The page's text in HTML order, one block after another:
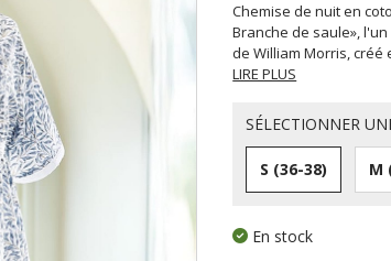
Chemise de nuit en
Branche de saule»,
de William Morris, créé
LIRE PLUS
SÉLECTIONNER
S (36-38) M
En stock